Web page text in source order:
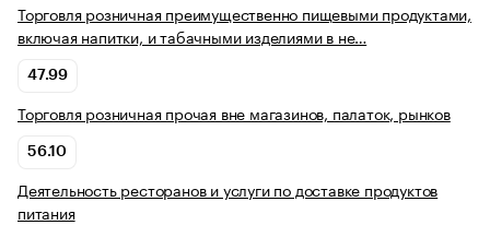
Торговля розничная преимущественно пищевыми продуктами,
включая напитки, и табачными изделиями в не…
47.99
Торговля розничная прочая вне магазинов, палаток, рынков
56.10
Деятельность ресторанов и услуги по доставке продуктов
питания